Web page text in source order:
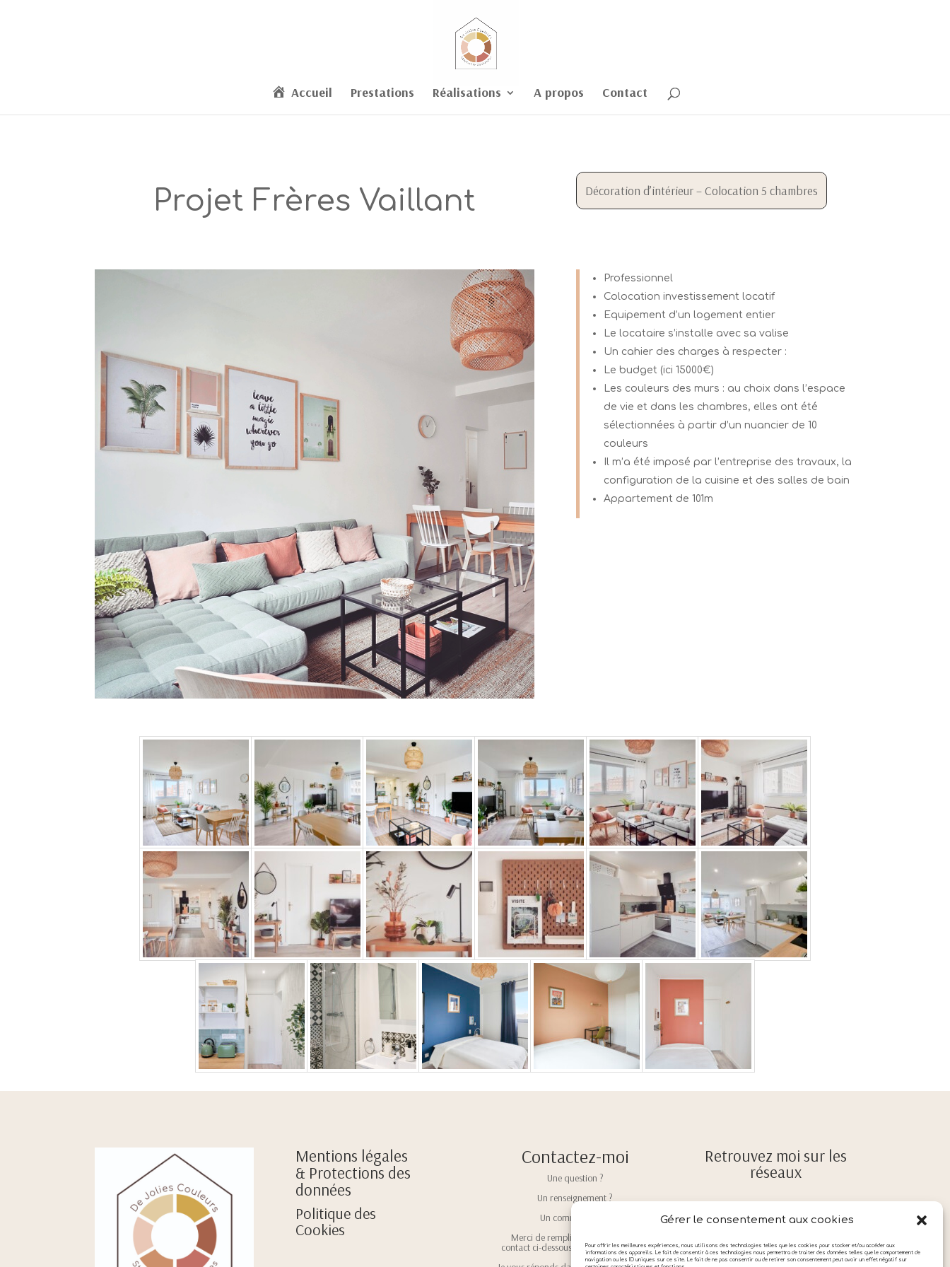
Gérer le consentement aux cookies
Pour offrir les meilleures expériences, nous utilisons des technologies telles que les cookies pour stocker et/ou accéder aux
informations des appareils. Le fait de consentir à ces technologies nous permettra de traiter des données telles que le comportement de
navigation ou les ID uniques sur ce site. Le fait de ne pas consentir ou de retirer son consentement peut avoir un effet négatif sur
Accueil Prestations Réalisations A propos Contact
Projet Frères Vaillant Décoration d’intérieur – Colocation 5 chambres
Professionnel
Colocation investissement locatif
Equipement d’un logement entier
Le locataire s’installe avec sa valise
Un cahier des charges à respecter :
Le budget (ici 15000€)
Les couleurs des murs : au choix dans l’espace
de vie et dans les chambres, elles ont été
sélectionnées à partir d’un nuancier de 10
couleurs
Il m’a été imposé par l’entreprise des travaux, la
configuration de la cuisine et des salles de bain
Appartement de 101m
Mentions légales
& Protections des
données
Politique des
Cookies
Contactez-moi
Une question ?
Un renseignement ?
Un commentaire ?
Merci de remplir le formulaire de
contact ci-dessous avec votre message
Retrouvez moi sur les
réseaux